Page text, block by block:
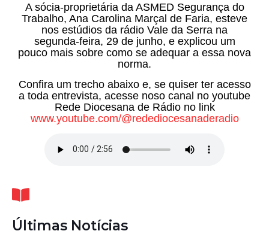
A sócia-proprietária da ASMED Segurança do
Trabalho, Ana Carolina Marçal de Faria, esteve
nos estúdios da rádio Vale da Serra na
segunda-feira, 29 de junho, e explicou um
pouco mais sobre como se adequar a essa nova
norma.
Confira um trecho abaixo e, se quiser ter acesso
a toda entrevista, acesse noso canal no youtube
Rede Diocesana de Rádio no link
www.youtube.com/@redediocesanaderadio
Últimas Notícias